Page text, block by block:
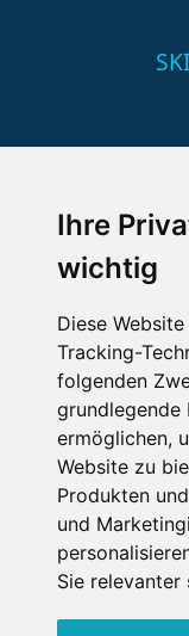
Ihre
wichtig
Diese
Tracking-
folgenden
grundlegende
ermöglichen,
Website zu
Produkten
und
Sie relevanter
Die
Muss für alle